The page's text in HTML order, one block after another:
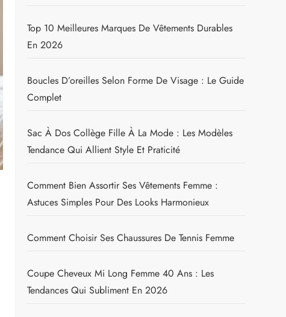
Top 10 Meilleures Marques De Vêtements Durables
En 2026
Boucles D’oreilles Selon Forme De Visage : Le Guide
Complet
Sac À Dos Collège Fille À La Mode : Les Modèles
Tendance Qui Allient Style Et Praticité
Comment Bien Assortir Ses Vêtements Femme :
Astuces Simples Pour Des Looks Harmonieux
Comment Choisir Ses Chaussures De Tennis Femme
Coupe Cheveux Mi Long Femme 40 Ans : Les
Tendances Qui Subliment En 2026